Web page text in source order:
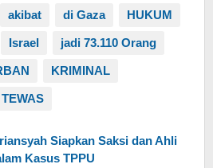
akibat di Gaza HUKUM
Israel jadi 73.110 Orang
KRIMINAL
TEWAS
Siapkan Saksi dan Ahli
Kasus TPPU